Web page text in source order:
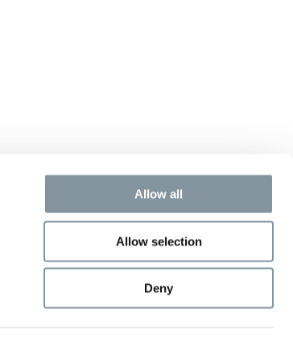
Allow all
Allow selection
Deny